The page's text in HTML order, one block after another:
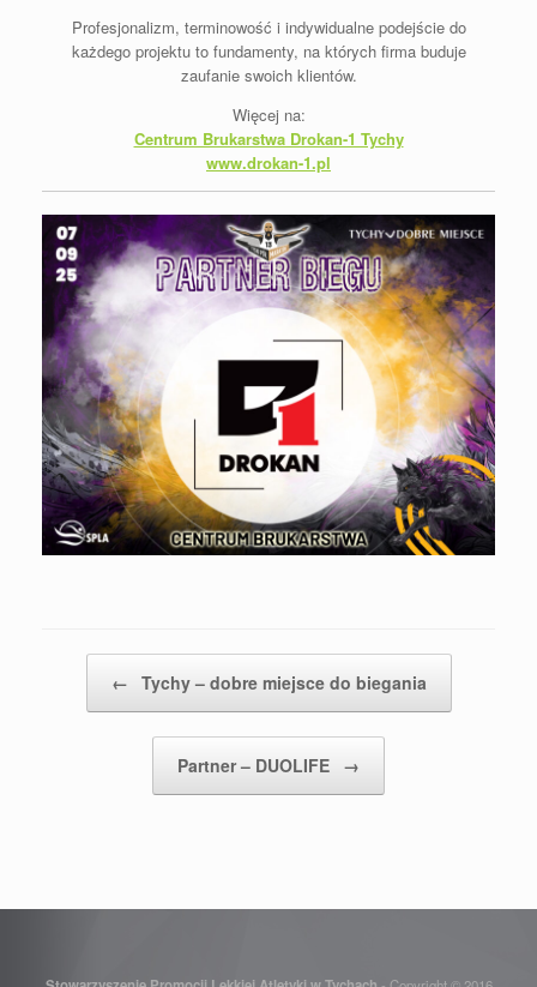
Profesjonalizm, terminowość i indywidualne podejście do
każdego projektu to fundamenty, na których firma buduje
zaufanie swoich klientów.
Więcej na:
Centrum Brukarstwa Drokan-1 Tychy
www.drokan-1.pl
← Tychy – dobre miejsce do biegania
Partner – DUOLIFE →